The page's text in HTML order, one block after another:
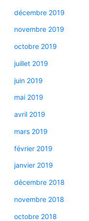
décembre 2019
novembre 2019
octobre 2019
juillet 2019
juin 2019
mai 2019
avril 2019
mars 2019
février 2019
janvier 2019
décembre 2018
novembre 2018
octobre 2018